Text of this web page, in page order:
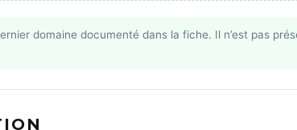
domaine documenté dans la fiche. Il n’est pas